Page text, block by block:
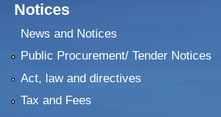
Notices
News and Notices
Public Procurement/ Tender Notices
Act, law and directives
Tax and Fees